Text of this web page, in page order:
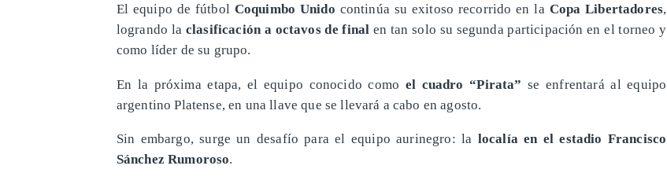
El equipo de fútbol Coquimbo Unido continúa su exitoso recorrido en la Copa Libertadores,
logrando la clasificación a octavos de final en tan solo su segunda participación en el torneo y
como líder de su grupo.
En la próxima etapa, el equipo conocido como el cuadro “Pirata” se enfrentará al equipo
argentino Platense, en una llave que se llevará a cabo en agosto.
Sin embargo, surge un desafío para el equipo aurinegro: la localía en el estadio Francisco
Sánchez Rumoroso.